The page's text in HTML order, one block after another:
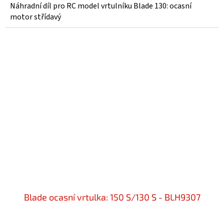
Náhradní díl pro RC model vrtulníku Blade 130: ocasní
motor střídavý
Blade ocasní vrtulka: 150 S/130 S - BLH9307